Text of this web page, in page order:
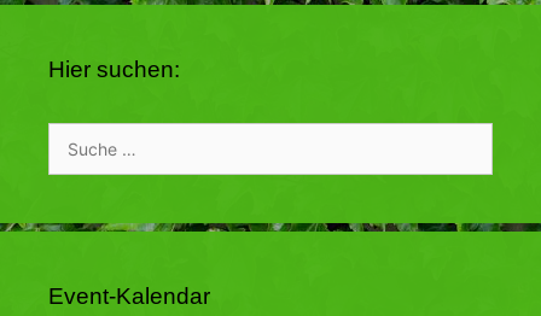
Hier suchen:
nach:
Event-Kalendar